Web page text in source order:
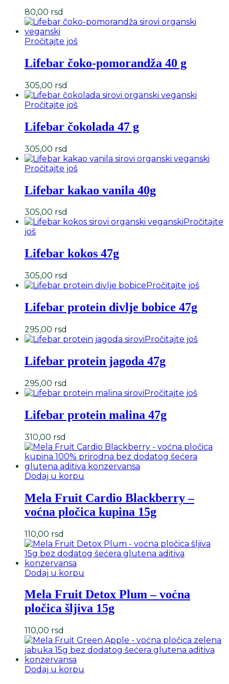
80,00 rsd
Pročitajte još
Lifebar čoko-pomorandža 40 g
305,00 rsd
Pročitajte još
Lifebar čokolada 47 g
305,00 rsd
Pročitajte još
Lifebar kakao vanila 40g
305,00 rsd
Pročitajte
još
Lifebar kokos 47g
305,00 rsd
Pročitajte još
Lifebar protein divlje bobice 47g
295,00 rsd
Pročitajte još
Lifebar protein jagoda 47g
295,00 rsd
Pročitajte još
Lifebar protein malina 47g
310,00 rsd
Dodaj u korpu
Mela Fruit Cardio Blackberry –
voćna pločica kupina 15g
110,00 rsd
Dodaj u korpu
Mela Fruit Detox Plum – voćna
pločica šljiva 15g
110,00 rsd
Dodaj u korpu